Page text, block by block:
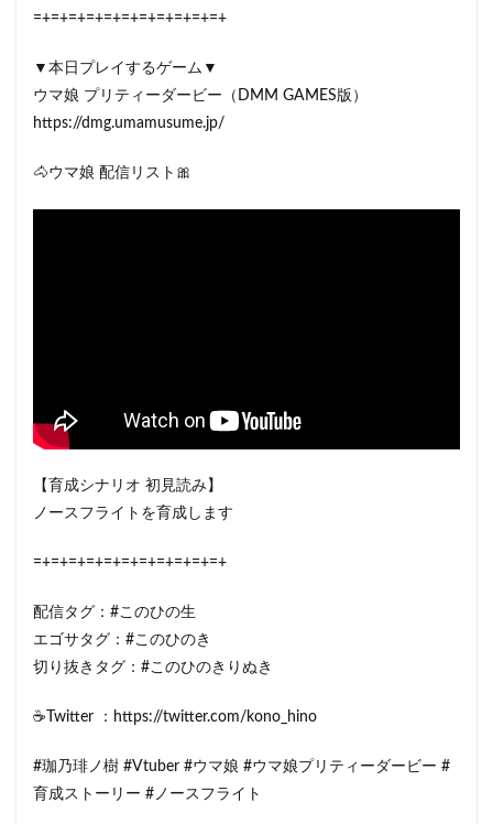
=+=+=+=+=+=+=+=+=+=+=+
▼本日プレイするゲーム▼
ウマ娘 プリティーダービー（DMM GAMES版）
https://dmg.umamusume.jp/
🐴ウマ娘 配信リスト🎀
【育成シナリオ 初見読み】
ノースフライトを育成します
=+=+=+=+=+=+=+=+=+=+=+
配信タグ：#このひの生
エゴサタグ：#このひのき
切り抜きタグ：#このひのきりぬき
☕Twitter ：https://twitter.com/kono_hino
#珈乃琲ノ樹 #Vtuber #ウマ娘 #ウマ娘プリティーダービー #
育成ストーリー #ノースフライト